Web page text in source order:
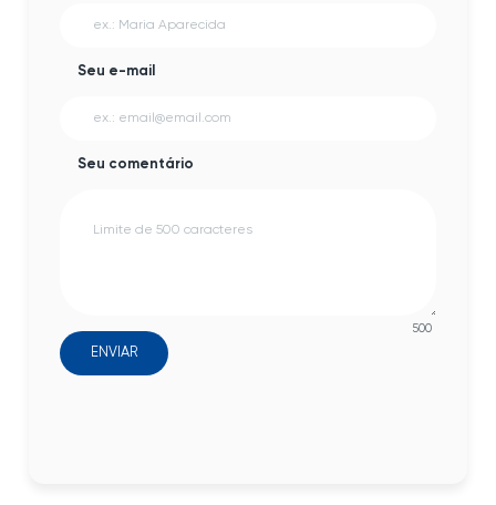
Seu e-mail
Seu comentário
500
ENVIAR